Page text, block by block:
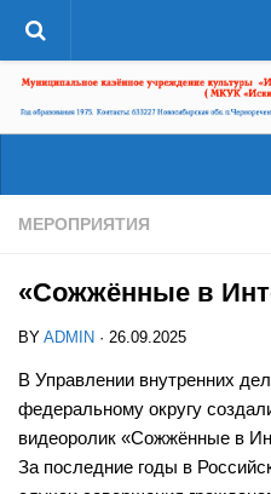
О системе
ЦБС в СМИ
А-Г
Агролесовская
Беловская
Читателям
Ресурсы
Наши успехи
Проекты
Конкурсы
МЕРОПРИЯТИЯ
«Сожжённые в
BY ADMIN · 26.09.2025
В Управлении внутренних
федеральному округу
видеоролик «Сожжённые в
За последние годы в